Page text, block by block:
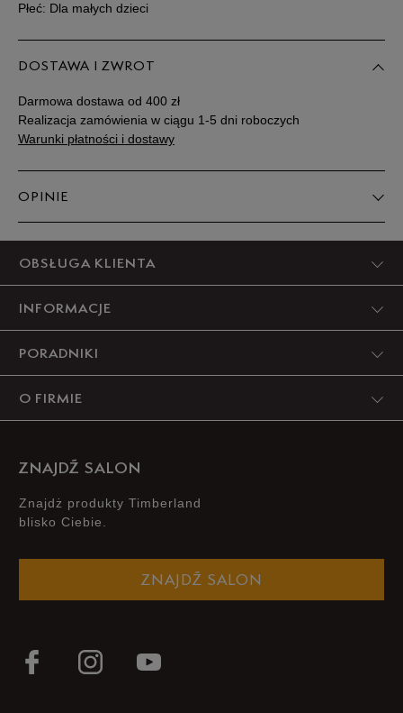
35 21,5 cm
Płeć: Dla małych dzieci
DOSTAWA I ZWROT
Darmowa dostawa od 400 zł
Realizacja zamówienia w ciągu 1-5 dni roboczych
Warunki płatności i dostawy
OPINIE
OBSŁUGA KLIENTA
INFORMACJE
PORADNIKI
O FIRMIE
ZNAJDŹ SALON
Znajdż produkty Timberland
blisko Ciebie.
ZNAJDŹ SALON